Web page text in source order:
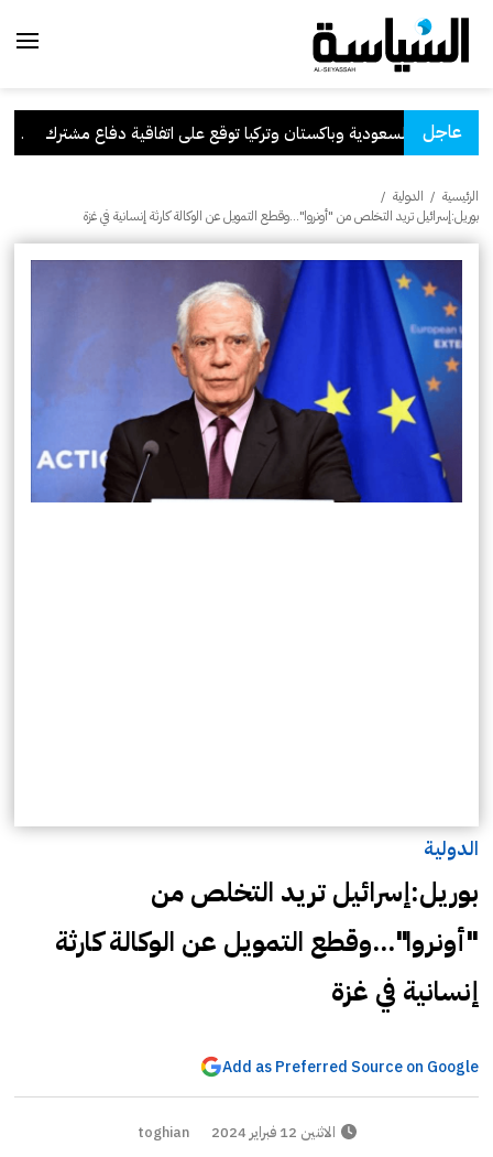
عاجلالسعودية وباكستان وتركيا توقع على اتفاقية دفاع مشترك
الرئيسية / الدولية /
بوريل:إسرائيل تريد التخلص من "أونروا"...وقطع التمويل عن الوكالة كارثة إنسانية في غزة
الدولية
بوريل:إسرائيل تريد التخلص من
"أونروا"...وقطع التمويل عن الوكالة كارثة
إنسانية في غزة
Add as Preferred Source on Google
الاثنين 12 فبراير 2024 toghian